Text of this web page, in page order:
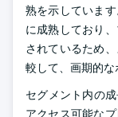
熟を示していま
に成熟しており
されているため
較して、画期的な
セグメント内の
アクセス可能な